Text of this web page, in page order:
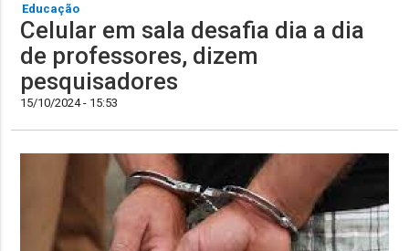
Educação
Celular em sala desafia dia a dia
de professores, dizem
pesquisadores
15/10/2024 - 15:53